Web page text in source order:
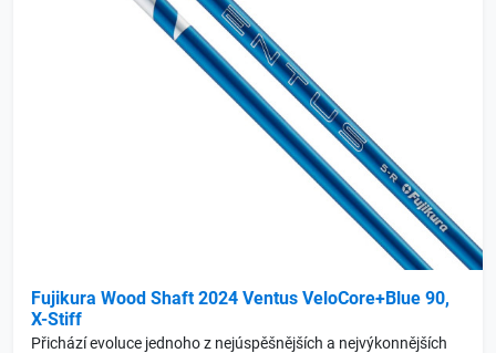
Fujikura Wood Shaft 2024 Ventus VeloCore+Blue 90,
X-Stiff
Přichází evoluce jednoho z nejúspěšnějších a nejvýkonnějších